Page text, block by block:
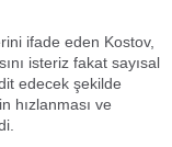
ifade eden Kostov,
isteriz fakat sayısal
edecek şekilde
hızlanması ve